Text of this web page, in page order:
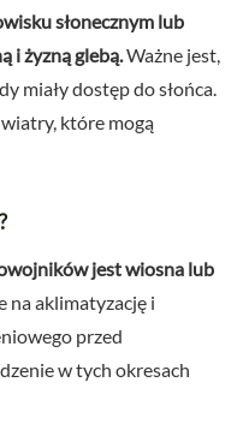
słonecznym lub
i żyzną glebą.Ważne jest,
miały dostęp do słońca.
które mogą
jest wiosna lub
na aklimatyzację i
przed
w tych okresach